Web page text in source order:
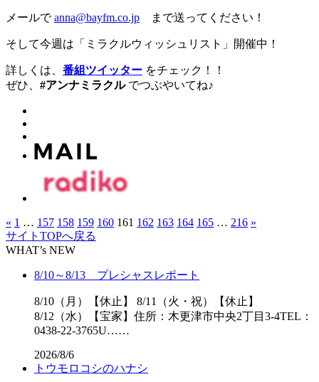
メールでanna@bayfm.co.jp まで送ってください！
そして今週は「ミラクルウィッシュリスト」開催中！
詳しくは、 番組ツイッター をチェック！！
ぜひ、 #アンナミラクルでつぶやいてね♪
« 1 … 157 158 159 160 161 162 163 164 165 … 216 »
サイトTOPへ戻る
WHAT’s NEW
8/10～8/13 プレシャスレポート
8/10（月）【休止】 8/11（火・祝）【休止】
8/12（水）【宝家】住所：木更津市中央2丁目3-4TEL：
0438-22-3765U……
2026/8/6
トウモロコシのハナシ